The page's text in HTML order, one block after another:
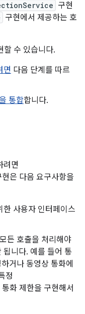
구현
구현에서 제공하는 호
할 수 있습니다.
면 다음 단계를 따르
통합합니다.
려면
은 다음 요구사항을
한 사용자 인터페이스
든 호출을 처리해야
됩니다. 예를 들어 통
거나 동영상 통화에
정
화 제한을 구현해서